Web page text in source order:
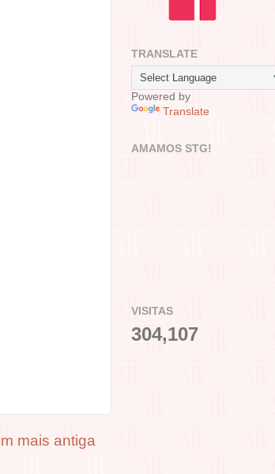
mais antiga
TRANSLATE
Powered by
Translate
AMAMOS STG!
VISITAS
304,107